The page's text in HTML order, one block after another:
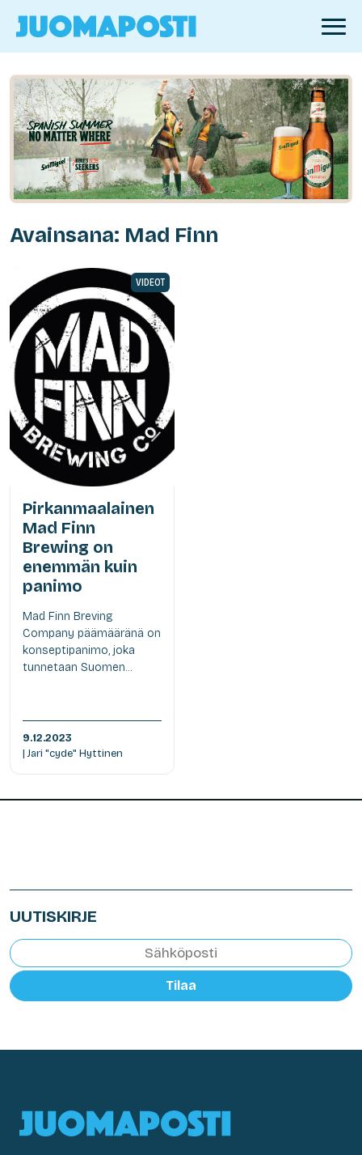
Avainsana: Mad Finn
VIDEOT
Pirkanmaalainen
Mad Finn
Brewing on
enemmän kuin
panimo
Mad Finn Breving
Company päämääränä on
konseptipanimo, joka
tunnetaan Suomen...
9.12.2023
| Jari "cyde" Hyttinen
UUTISKIRJE
Tilaa